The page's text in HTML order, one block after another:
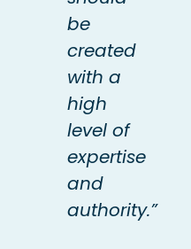
be
created
with a
high
level of
expertise
and
authority.”